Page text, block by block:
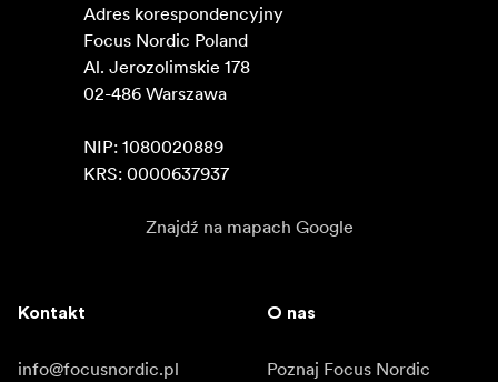
Adres korespondencyjny
Focus Nordic Poland
Al. Jerozolimskie 178
02-486 Warszawa
NIP: 1080020889
KRS: 0000637937
Znajdź na mapach Google
Kontakt
info@focusnordic.pl
O nas
Poznaj Focus Nordic